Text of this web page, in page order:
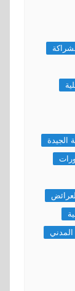
الجيدة
العرائض
المدني